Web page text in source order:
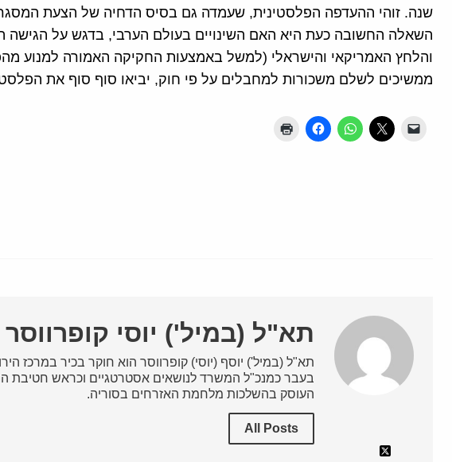
השאלה החשובה כעת היא האם השינויים בעולם הערבי, בדגש על הגישה
והלחץ האמריקאי והישראלי (למשל באמצעות החקיקה האמורה למנוע
ממשיכים לשלם משכורות למחבלים על פי חוק, יביאו סוף סוף את
תא"ל (במיל') יוסי קופרווסר
תא"ל (במיל') יוסף (יוסי) קופרווסר הוא חוקר בכיר במרכז
בעבר כמנכ"ל המשרד לנושאים אסטרטגיים וכראש חטיבת
העוסק בהשלכות מלחמת האזרחים בסוריה.
All Posts